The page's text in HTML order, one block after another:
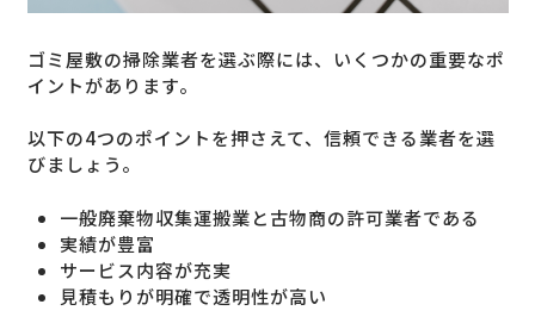
ゴミ屋敷の掃除業者を選ぶ際には、いくつかの重要なポ
イントがあります。
以下の4つのポイントを押さえて、信頼できる業者を選
びましょう。
一般廃棄物収集運搬業と古物商の許可業者である
実績が豊富
サービス内容が充実
見積もりが明確で透明性が高い